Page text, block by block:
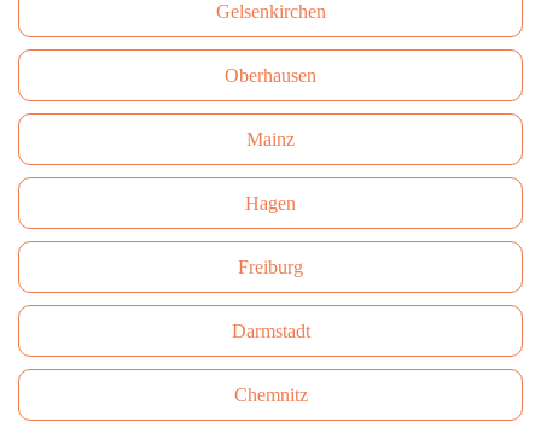
Gelsenkirchen
Oberhausen
Mainz
Hagen
Freiburg
Darmstadt
Сhemnitz